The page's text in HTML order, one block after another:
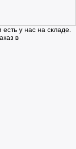
у нас на складе.
в